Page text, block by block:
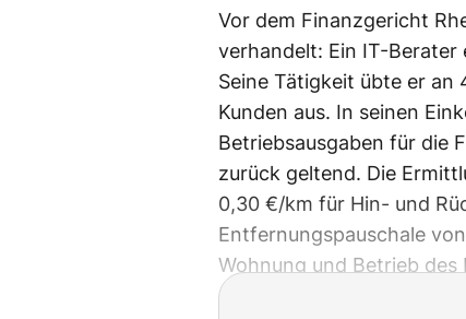
Vor dem Finanzgericht
verhandelt: Ein IT-
Seine Tätigkeit übte er an
Kunden aus. In seinen
Betriebsausgaben für die
zurück geltend. Die
0,30 €/km für Hin- und
Entfernungspauschale
Wohnung und Betrieb des